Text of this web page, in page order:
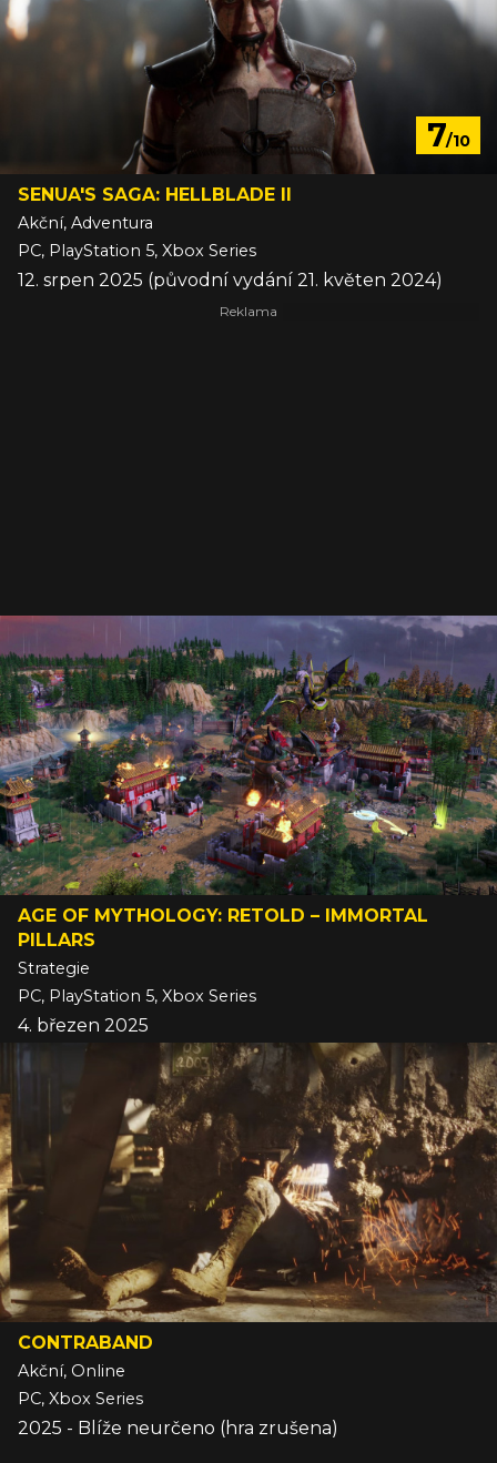
7/10
SENUA'S SAGA: HELLBLADE II
Akční, Adventura
PC, PlayStation 5, Xbox Series
12. srpen 2025 (původní vydání 21. květen 2024)
AGE OF MYTHOLOGY: RETOLD – IMMORTAL
PILLARS
Strategie
PC, PlayStation 5, Xbox Series
4. březen 2025
CONTRABAND
Akční, Online
PC, Xbox Series
2025 - Blíže neurčeno (hra zrušena)